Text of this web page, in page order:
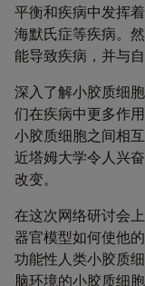
平衡和疾病中发挥
海默氏症等疾病。
能导致疾病，并与
深入了解小胶质细
们在疾病中更多作
小胶质细胞之间相
近塔姆大学令人兴
改变。
在这次网络研讨会
器官模型如何使他
功能性人类小胶质
脑环境的小胶质细